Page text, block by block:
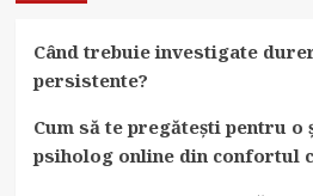
Când trebuie investigate
persistente?
Cum să te pregătești pentru o
psiholog online din confortul